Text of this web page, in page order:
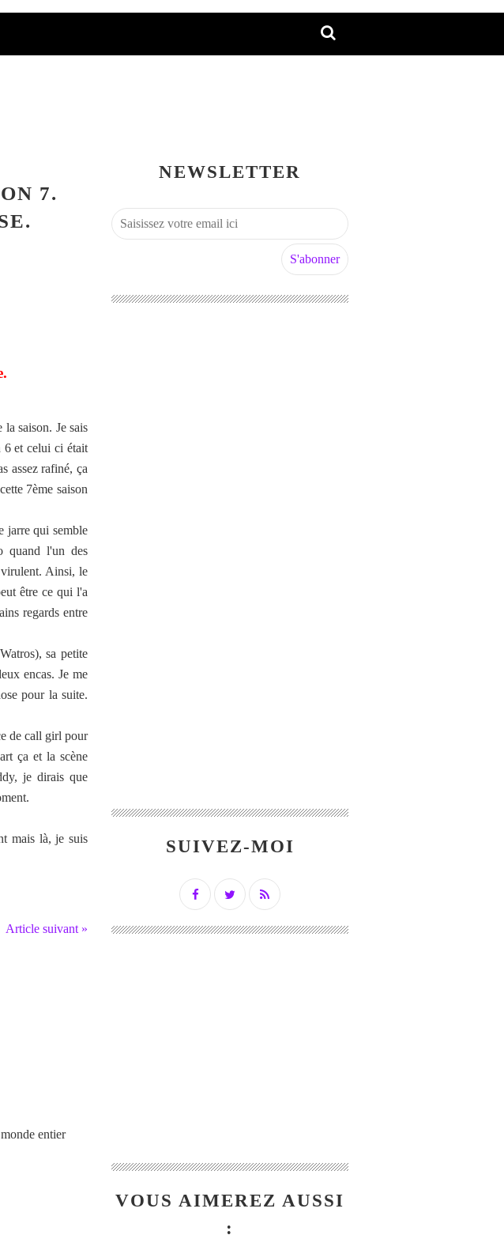
7.
saison. Je sais
6 et celui ci était
assez rafiné, ça
7ème saison
jarre qui semble
quand l'un des
virulent. Ainsi, le
être ce qui l'a
regards entre
sa petite
encas. Je me
pour la suite.
de call girl pour
ça et la scène
je dirais que
mais là, je suis
Article suivant »
entier
NEWSLETTER
SUIVEZ-MOI
VOUS AIMEREZ AUSSI
: